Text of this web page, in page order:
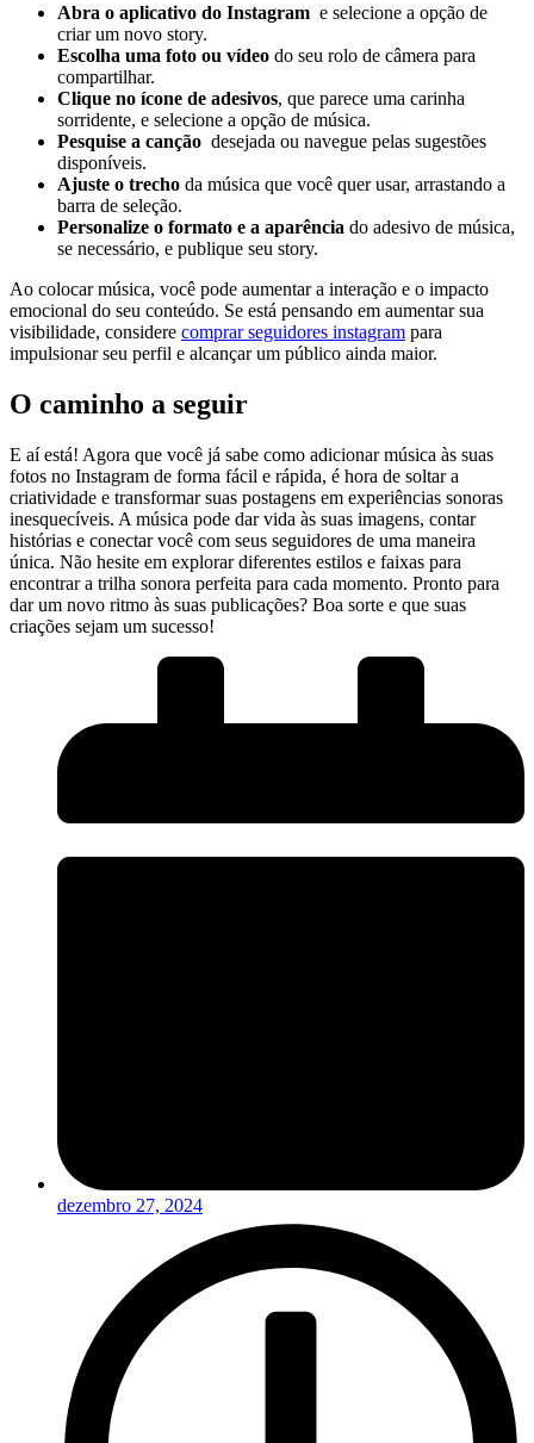
Abra ‌o aplicativo⁣ do Instagram ⁤ e selecione a opção de⁢
criar um ​novo story.
Escolha uma foto ou vídeo ‌do seu⁢ rolo de câmera para
‍compartilhar.
Clique no ícone de adesivos, ⁣que parece uma carinha
sorridente,‌ e selecione a opção de música.
Pesquise a⁣ canção ⁢ desejada ⁢ou navegue pelas sugestões
disponíveis.
Ajuste o trecho da música que você quer usar, arrastando a
barra ​de⁣ seleção.
Personalize o ⁣formato e a aparência do ⁣adesivo de música,
se necessário, e publique seu⁣ story.
Ao colocar música,​ você pode aumentar a interação e‌ o impacto
‌emocional do seu conteúdo.​ Se está pensando ⁢em‍ aumentar sua
visibilidade, ⁤considere comprar seguidores instagram para
impulsionar seu perfil e alcançar um‌ público ⁢ainda maior.
O caminho a seguir
E aí está! ⁤Agora que ⁤você já sabe como adicionar música às ⁢suas
fotos no Instagram de forma fácil e rápida, é‌ hora de soltar a
criatividade e ⁣transformar suas postagens⁤ em experiências sonoras
inesquecíveis. A música pode dar vida às suas ‍imagens, contar
‌histórias e conectar⁤ você com​ seus⁢ seguidores de uma maneira
única.‍ Não hesite em explorar diferentes estilos e faixas ‌para
encontrar a trilha⁣ sonora‍ perfeita para​ cada momento. ⁢Pronto para
dar um novo ritmo às suas publicações? Boa sorte e que suas
criações ⁣sejam um sucesso!
dezembro 27, 2024